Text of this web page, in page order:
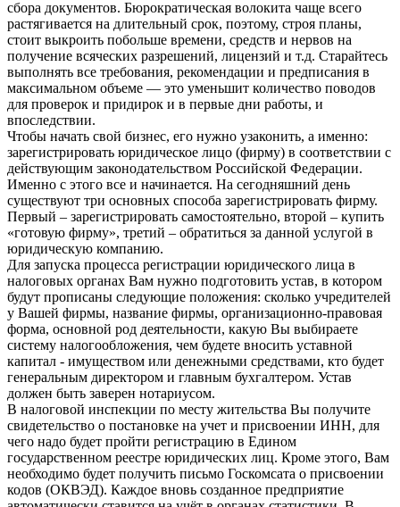
сбора документов. Бюрократическая волокита чаще всего
растягивается на длительный срок, поэтому, строя планы,
стоит выкроить побольше времени, средств и нервов на
получение всяческих разрешений, лицензий и т.д. Старайтесь
выполнять все требования, рекомендации и предписания в
максимальном объеме — это уменьшит количество поводов
для проверок и придирок и в первые дни работы, и
впоследствии.
Чтобы начать свой бизнес, его нужно узаконить, а именно:
зарегистрировать юридическое лицо (фирму) в соответствии с
действующим законодательством Российской Федерации.
Именно с этого все и начинается. На сегодняшний день
существуют три основных способа зарегистрировать фирму.
Первый – зарегистрировать самостоятельно, второй – купить
«готовую фирму», третий – обратиться за данной услугой в
юридическую компанию.
Для запуска процесса регистрации юридического лица в
налоговых органах Вам нужно подготовить устав, в котором
будут прописаны следующие положения: сколько учредителей
у Вашей фирмы, название фирмы, организационно-правовая
форма, основной род деятельности, какую Вы выбираете
систему налогообложения, чем будете вносить уставной
капитал - имуществом или денежными средствами, кто будет
генеральным директором и главным бухгалтером. Устав
должен быть заверен нотариусом.
В налоговой инспекции по месту жительства Вы получите
свидетельство о постановке на учет и присвоении ИНН, для
чего надо будет пройти регистрацию в Едином
государственном реестре юридических лиц. Кроме этого, Вам
необходимо будет получить письмо Госкомсата о присвоении
кодов (ОКВЭД). Каждое вновь созданное предприятие